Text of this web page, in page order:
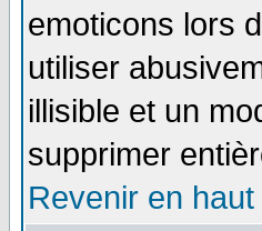
emoticons lors
utiliser
illisible et un
supprimer
Revenir en haut